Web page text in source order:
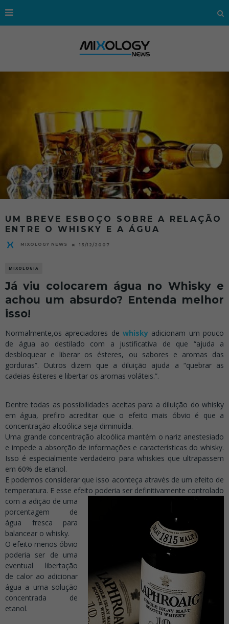
UM BREVE ESBOÇO SOBRE A RELAÇÃO
ENTRE O WHISKY E A ÁGUA
MIXOLOGY NEWS 13/12/2007
MIXOLOGIA
Já viu colocarem água no Whisky e
achou um absurdo? Entenda melhor
isso!
Normalmente,os apreciadores de whisky adicionam um pouco
de água ao destilado com a justificativa de que “ajuda a
desbloquear e liberar os ésteres, ou sabores e aromas das
gorduras”. Outros dizem que a diluição ajuda a “quebrar as
cadeias ésteres e libertar os aromas voláteis.”.
Dentre todas as possibilidades aceitas para a diluição do whisky
em água, prefiro acreditar que o efeito mais óbvio é que a
concentração alcoólica seja diminuída.
Uma grande concentração alcoólica mantém o nariz anestesiado
e impede a absorção de informações e características do whisky.
Isso é especialmente verdadeiro para whiskies que ultrapassem
em 60% de etanol.
E podemos considerar que isso aconteça através de um efeito de
temperatura. E esse efeito poderia ser definitivamente controlado
com a adição de uma
porcentagem de
água fresca para
balancear o whisky.
O efeito menos óbvio
poderia ser de uma
eventual libertação
de calor ao adicionar
água a uma solução
concentrada de
etanol.